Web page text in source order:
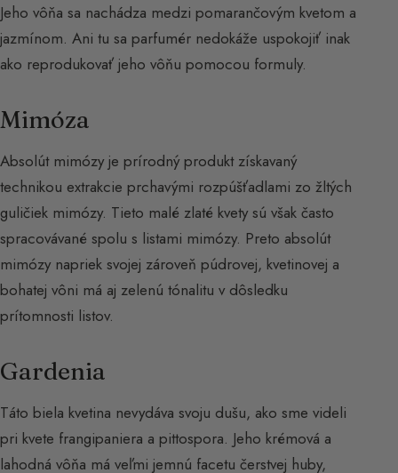
Jeho vôňa sa nachádza medzi pomarančovým kvetom a
jazmínom. Ani tu sa parfumér nedokáže uspokojiť inak
ako reprodukovať jeho vôňu pomocou formuly.
Mimóza
Absolút mimózy je prírodný produkt získavaný
technikou extrakcie prchavými rozpúšťadlami zo žltých
guličiek mimózy. Tieto malé zlaté kvety sú však často
spracovávané spolu s listami mimózy. Preto absolút
mimózy napriek svojej zároveň púdrovej, kvetinovej a
bohatej vôni má aj zelenú tónalitu v dôsledku
prítomnosti listov.
Gardenia
Táto biela kvetina nevydáva svoju dušu, ako sme videli
pri kvete frangipaniera a pittospora. Jeho krémová a
lahodná vôňa má veľmi jemnú facetu čerstvej huby,